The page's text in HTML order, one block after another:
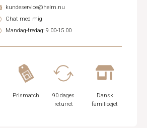
kundeservice@helm.nu
Chat med mig
Mandag-fredag: 9.00-15.00
Prismatch
90 dages
returret
Dansk
familieejet